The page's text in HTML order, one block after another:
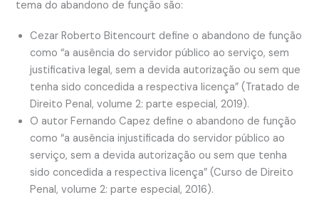
tema do abandono de função são:
Cezar Roberto Bitencourt define o abandono de função
como “a ausência do servidor público ao serviço, sem
justificativa legal, sem a devida autorização ou sem que
tenha sido concedida a respectiva licença” (Tratado de
Direito Penal, volume 2: parte especial, 2019).
O autor Fernando Capez define o abandono de função
como “a ausência injustificada do servidor público ao
serviço, sem a devida autorização ou sem que tenha
sido concedida a respectiva licença” (Curso de Direito
Penal, volume 2: parte especial, 2016).